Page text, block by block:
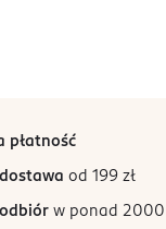
płatność
od 199 zł
w ponad